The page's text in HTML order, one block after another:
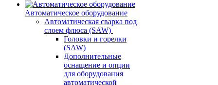
Автоматическое оборудование
Автоматическая сварка под
слоем флюса (SAW)
Головки и горелки
(SAW)
Дополнительные
оснащение и опции
для оборудования
автоматической